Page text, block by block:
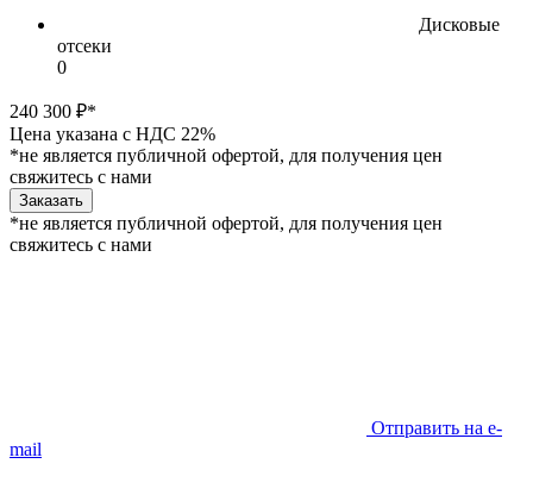
Дисковые
отсеки
0
240 300 ₽*
Цена указана с НДС 22%
*не является публичной офертой, для получения цен
свяжитесь с нами
Заказать
*не является публичной офертой, для получения цен
свяжитесь с нами
Отправить на e-
mail